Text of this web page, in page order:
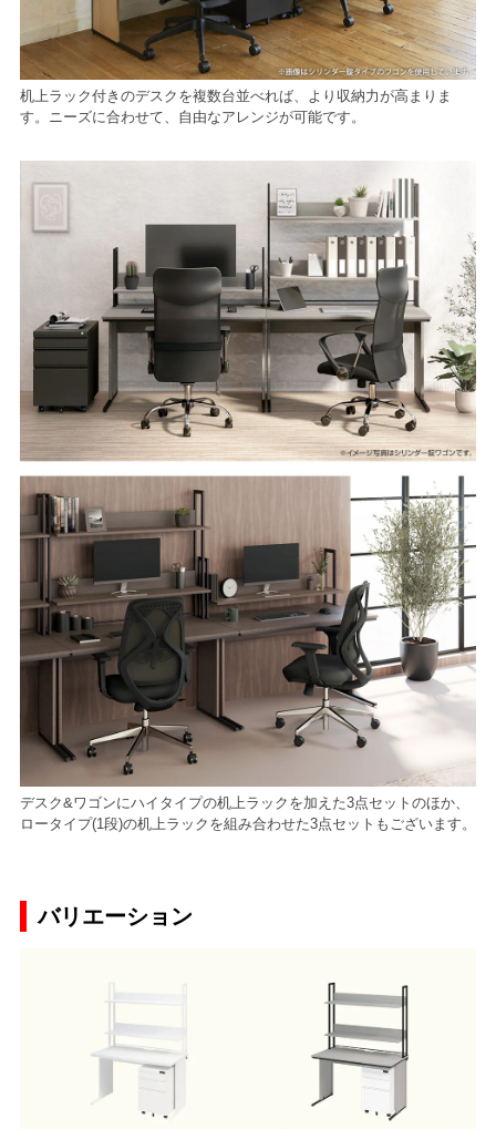
机上ラック付きのデスクを複数台並べれば、より収納力が高まりま
す。ニーズに合わせて、自由なアレンジが可能です。
デスク&ワゴンにハイタイプの机上ラックを加えた3点セットのほか、
ロータイプ(1段)の机上ラックを組み合わせた3点セットもございます。
バリエーション